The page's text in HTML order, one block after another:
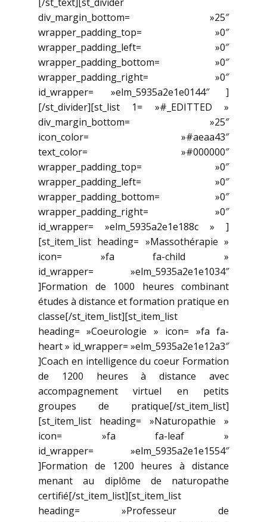
div_margin_bottom= »25″
wrapper_padding_top= »0″
wrapper_padding_left= »0″
wrapper_padding_bottom= »0″
wrapper_padding_right= »0″
id_wrapper= »elm_5935a2e1e0144″ ]
[/st_divider][st_list 1= »#_EDITTED »
div_margin_bottom= »25″
icon_color= »#aeaa43″
text_color= »#000000″
wrapper_padding_top= »0″
wrapper_padding_left= »0″
wrapper_padding_bottom= »0″
wrapper_padding_right= »0″
id_wrapper= »elm_5935a2e1e188c » ]
[st_item_list heading= »Massothérapie »
icon= »fa fa-child »
id_wrapper= »elm_5935a2e1e1034″
]Formation de 1000 heures combinant
études à distance et formation pratique en
classe[/st_item_list][st_item_list
heading= »Coeurologie » icon= »fa fa-
heart » id_wrapper= »elm_5935a2e1e12a3″
]Coach en intelligence du coeur Formation
de 1200 heures à distance avec
accompagnement virtuel en petits
groupes de pratique[/st_item_list]
[st_item_list heading= »Naturopathie »
icon= »fa fa-leaf »
id_wrapper= »elm_5935a2e1e1554″
]Formation de 1200 heures à distance
menant au diplôme de naturopathe
certifié[/st_item_list][st_item_list
heading= »Professeur de